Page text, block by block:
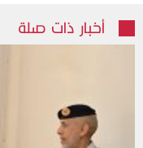
أخبار ذات صلة